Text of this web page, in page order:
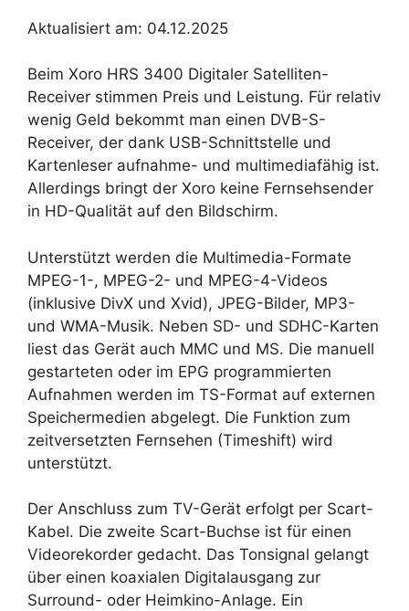
Aktualisiert am: 04.12.2025
Beim Xoro HRS 3400 Digitaler Satelliten-
Receiver stimmen Preis und Leistung. Für relativ
wenig Geld bekommt man einen DVB-S-
Receiver, der dank USB-Schnittstelle und
Kartenleser aufnahme- und multimediafähig ist.
Allerdings bringt der Xoro keine Fernsehsender
in HD-Qualität auf den Bildschirm.
Unterstützt werden die Multimedia-Formate
MPEG-1-, MPEG-2- und MPEG-4-Videos
(inklusive DivX und Xvid), JPEG-Bilder, MP3-
und WMA-Musik. Neben SD- und SDHC-Karten
liest das Gerät auch MMC und MS. Die manuell
gestarteten oder im EPG programmierten
Aufnahmen werden im TS-Format auf externen
Speichermedien abgelegt. Die Funktion zum
zeitversetzten Fernsehen (Timeshift) wird
unterstützt.
Der Anschluss zum TV-Gerät erfolgt per Scart-
Kabel. Die zweite Scart-Buchse ist für einen
Videorekorder gedacht. Das Tonsignal gelangt
über einen koaxialen Digitalausgang zur
Surround- oder Heimkino-Anlage. Ein